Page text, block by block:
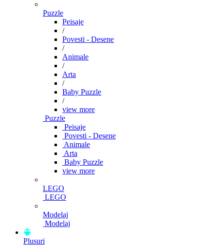
Puzzle
Peisaje
/
Povesti - Desene
/
Animale
/
Arta
/
Baby Puzzle
/
view more
Puzzle
Peisaje
Povesti - Desene
Animale
Arta
Baby Puzzle
view more
LEGO
LEGO
Modelaj
Modelaj
Plusuri